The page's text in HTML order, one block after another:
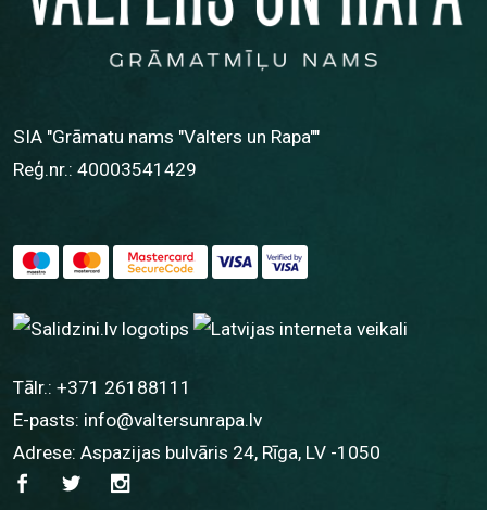
SIA "Grāmatu nams "Valters un Rapa""
Reģ.nr.: 40003541429
Tālr.: +371 26188111
E-pasts: info@valtersunrapa.lv
Adrese: Aspazijas bulvāris 24, Rīga, LV -1050